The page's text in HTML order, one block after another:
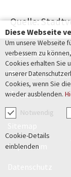
Diese Webseite
Um unsere Webseite
verbessern zu
Cookies erhalten Sie
unserer
Cookies, wenn Sie
wieder ausblenden.
Notwendig
Cookie-Details
einblenden
Quelle:
© 2026
Anreise
Impressum